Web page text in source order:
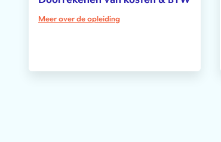
Meer over de opleiding